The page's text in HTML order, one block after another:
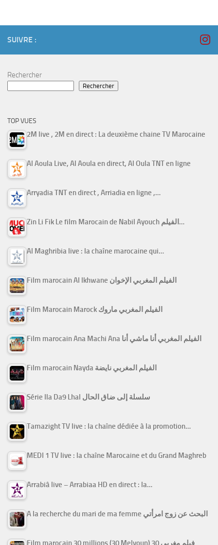
SUIVRE :
Rechercher
Rechercher
TOP VUES
2M live , 2M en direct : La deuxième chaine TV Marocaine
Al Aoula Live, Al Aoula en direct, Al Oula TNT en ligne
Arryadia TNT en direct , Arriadia en ligne ,…
Zin Li Fik Le film Marocain de Nabil Ayouch الفيلم…
Al Maghribia live : la chaîne marocaine qui…
Film marocain Al Ikhwane الفيلم المغربي الإخوان
Film Marocain Marock الفيلم المغربي ماروك
Film marocain Ana Machi Ana الفيلم المغربي أنا ماشي أنا
Film marocain Nayda الفيلم المغربي نايضة
Série Ila Da9 Lhal سلسلة إلى ضاق الحال
Tamazight TV live : la chaîne dédiée à la promotion…
MEDI 1 TV live : la chaîne Marocaine et du Grand Maghreb
Arrabiâ live – Arrabiaa HD en direct : la…
A la recherche du mari de ma femme البحث عن زوج امرأتي
Film marocain 30 millions (30 Melyoun) فيلم مغربي 30